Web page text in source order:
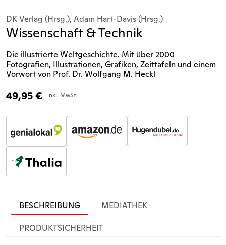
DK Verlag (Hrsg.), Adam Hart-Davis (Hrsg.)
Wissenschaft & Technik
Die illustrierte Weltgeschichte. Mit über 2000
Fotografien, Illustrationen, Grafiken, Zeittafeln und einem
Vorwort von Prof. Dr. Wolfgang M. Heckl
49,95€ inkl. MwSt.
BESCHREIBUNG MEDIATHEK
PRODUKTSICHERHEIT